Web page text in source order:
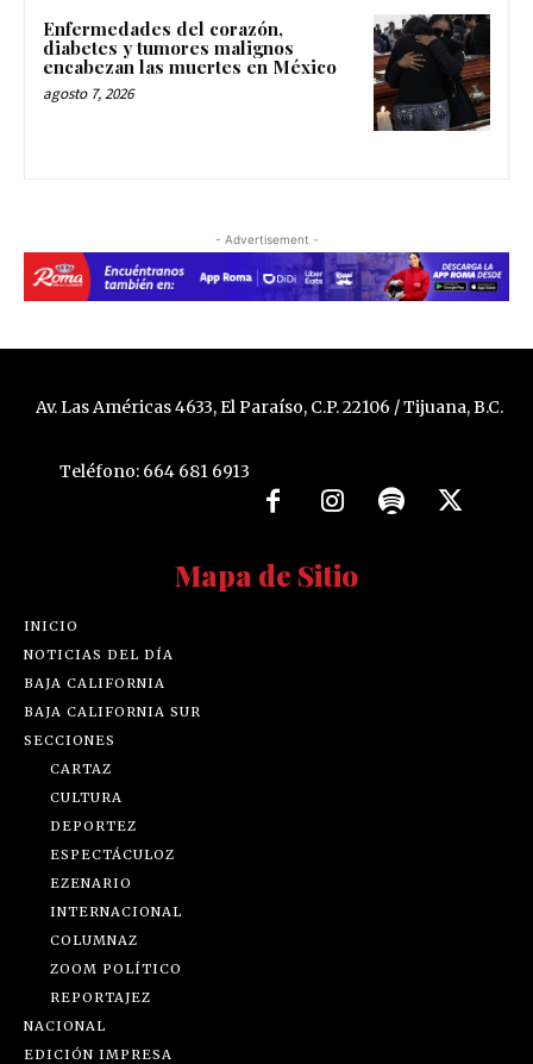
Enfermedades del corazón,
diabetes y tumores malignos
encabezan las muertes en México
agosto 7, 2026
- Advertisement -
Av. Las Américas 4633, El Paraíso, C.P. 22106 / Tijuana, B.C.
Teléfono: 664 681 6913
Mapa de Sitio
INICIO
NOTICIAS DEL DÍA
BAJA CALIFORNIA
BAJA CALIFORNIA SUR
SECCIONES
CARTAZ
CULTURA
DEPORTEZ
ESPECTÁCULOZ
EZENARIO
INTERNACIONAL
COLUMNAZ
ZOOM POLÍTICO
REPORTAJEZ
NACIONAL
EDICIÓN IMPRESA